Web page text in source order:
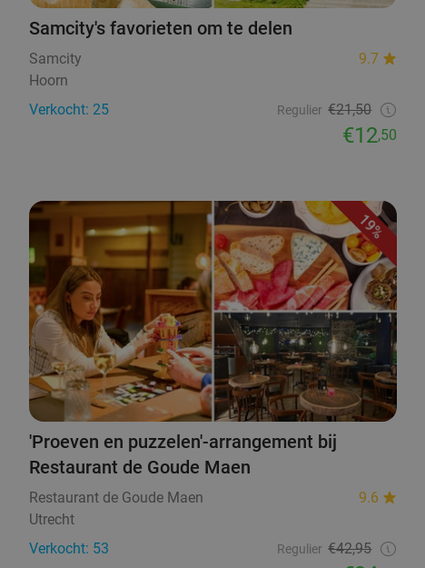
Samcity's favorieten om te delen
Samcity
9.7
Hoorn
Verkocht: 25
Regulier €21,50
€12,50
19%
'Proeven en puzzelen'-arrangement bij
Restaurant de Goude Maen
Restaurant de Goude Maen
9.6
Utrecht
Verkocht: 53
Regulier €42,95